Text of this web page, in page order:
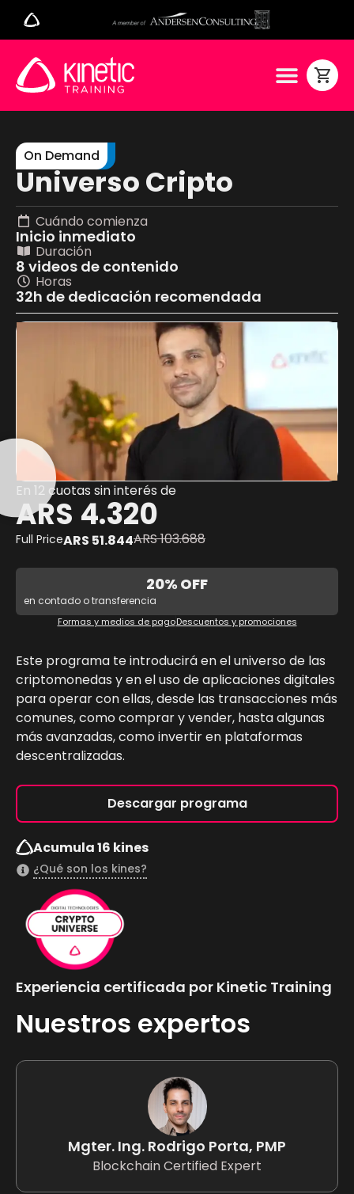
On Demand
Universo Cripto
Este programa te introducirá en el universo de las
criptomonedas y en el uso de aplicaciones digitales
para operar con ellas, desde las transacciones más
comunes, como comprar y vender, hasta algunas
más avanzadas, como invertir en plataformas
descentralizadas.
Descargar programa
Acumula 16 kines
¿Qué son los kines?
Cuándo comienza
Inicio inmediato
Duración
8 videos de contenido
Horas
32h de dedicación recomendada
En 12 cuotas sin interés de
ARS 4.320
Full PriceARS 51.844ARS103.688
20% OFF
en contado o transferencia
Formas y medios de pagoDescuentos y promociones
Experiencia certificada por Kinetic Training
Nuestros expertos
Mgter. Ing. Rodrigo Porta, PMP
Blockchain Certified Expert